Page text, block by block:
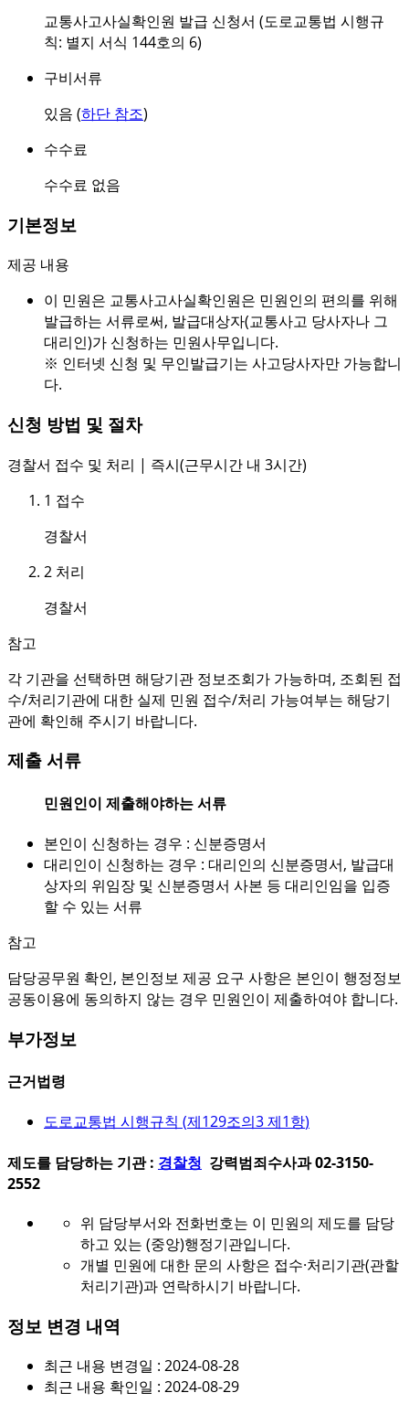
교통사고사실확인원 발급 신청서 (도로교통법 시행규
칙: 별지 서식 144호의 6)
구비서류
있음 (하단 참조)
수수료
수수료 없음
기본정보
제공 내용
이 민원은 교통사고사실확인원은 민원인의 편의를 위해
발급하는 서류로써, 발급대상자(교통사고 당사자나 그
대리인)가 신청하는 민원사무입니다.
※ 인터넷 신청 및 무인발급기는 사고당사자만 가능합니
다.
신청 방법 및 절차
경찰서 접수 및 처리 | 즉시(근무시간 내 3시간)
1 접수
경찰서
2 처리
경찰서
참고
각 기관을 선택하면 해당기관 정보조회가 가능하며, 조회된 접
수/처리기관에 대한 실제 민원 접수/처리 가능여부는 해당기
관에 확인해 주시기 바랍니다.
제출 서류
민원인이 제출해야하는 서류
본인이 신청하는 경우 : 신분증명서
대리인이 신청하는 경우 : 대리인의 신분증명서, 발급대
상자의 위임장 및 신분증명서 사본 등 대리인임을 입증
할 수 있는 서류
참고
담당공무원 확인, 본인정보 제공 요구 사항은 본인이 행정정보
공동이용에 동의하지 않는 경우 민원인이 제출하여야 합니다.
부가정보
근거법령
도로교통법 시행규칙 (제129조의3 제1항)
제도를 담당하는 기관 : 경찰청 강력범죄수사과 02-3150-
2552
위 담당부서와 전화번호는 이 민원의 제도를 담당
하고 있는 (중앙)행정기관입니다.
개별 민원에 대한 문의 사항은 접수·처리기관(관할
처리기관)과 연락하시기 바랍니다.
정보 변경 내역
최근 내용 변경일 : 2024-08-28
최근 내용 확인일 : 2024-08-29